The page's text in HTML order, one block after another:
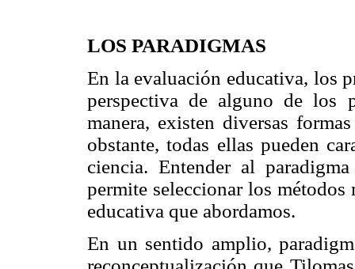
LOS PARADIGMAS
En la evaluación educativa, los
perspectiva de alguno de los
manera, existen diversas
obstante, todas ellas pueden
ciencia. Entender al
permite seleccionar los métodos
educativa que abordamos.
En un sentido amplio,